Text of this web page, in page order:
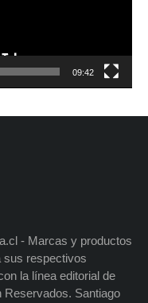
09:42
- Marcas y productos
sus respectivos
la línea editorial de
Reservados. Santiago